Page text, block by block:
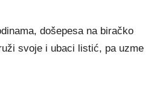
došepesa na biračko
svoje i ubaci listić, pa uzme